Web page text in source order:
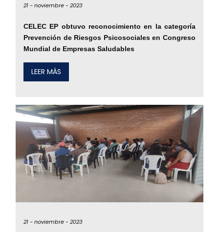
21 -noviembre -2023
CELEC EP obtuvo reconocimiento en la categoría
Prevención de Riesgos Psicosociales en Congreso
Mundial de Empresas Saludables
LEER MÁS
21 -noviembre -2023